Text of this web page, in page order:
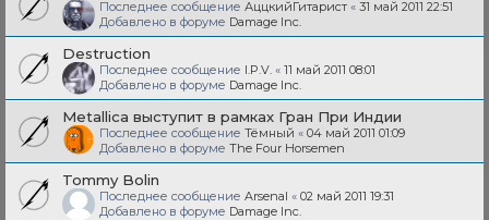
Последнее сообщение АццкийГитарист « 31 май 2011 22:51
Добавлено в форуме Damage Inc.
Destruction
Последнее сообщение I.P.V. « 11 май 2011 08:01
Добавлено в форуме Damage Inc.
Metallica выступит в рамках Гран При Индии
Последнее сообщение Тёмный « 04 май 2011 01:09
Добавлено в форуме The Four Horsemen
Tommy Bolin
Последнее сообщение Arsenal « 02 май 2011 19:31
Добавлено в форуме Damage Inc.